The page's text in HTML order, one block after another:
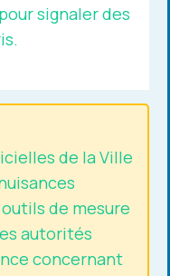
pour signaler des
de la Ville
de mesure
autorités
concernant